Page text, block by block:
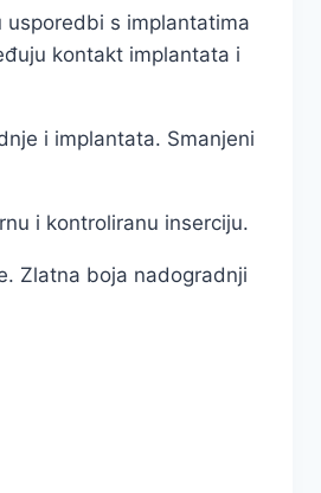
usporedbi s implantatima
kontakt implantata i
i implantata. Smanjeni
i kontroliranu inserciju.
Zlatna boja nadogradnji